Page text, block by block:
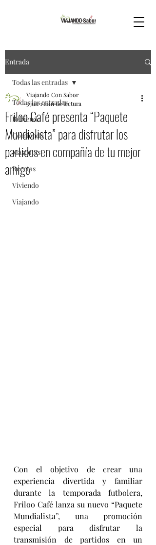
Entrada
Todas las entradas
Bebiendo
Comiendo
Mascotas
Recetas
Viviendo
Viajando
Todas las entradas
Friloo Café presenta “Paquete
Mundialista” para disfrutar los
partidos en compañía de tu mejor
amigo
Viajando Con Sabor
3 jun1 min de lectura
Con el objetivo de crear una
experiencia divertida y familiar
durante la temporada futbolera,
Friloo Café lanza su nuevo “Paquete
Mundialista”, una promoción
especial para disfrutar la
transmisión de partidos en un